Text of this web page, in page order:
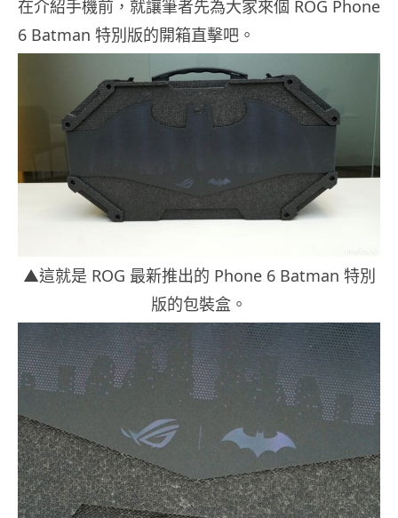
在介紹手機前，就讓筆者先為大家來個 ROG Phone
6 Batman 特別版的開箱直擊吧。
▲這就是 ROG 最新推出的 Phone 6 Batman 特別
版的包裝盒。